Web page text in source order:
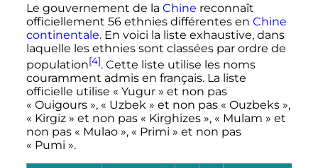
Le gouvernement de la Chine reconnaît
officiellement 56 ethnies différentes en Chine
continentale. En voici la liste exhaustive, dans
laquelle les ethnies sont classées par ordre de
population[4]. Cette liste utilise les noms
couramment admis en français. La liste
officielle utilise « Yugur » et non pas
« Ouigours », « Uzbek » et non pas « Ouzbeks »,
« Kirgiz » et non pas « Kirghizes », « Mulam » et
non pas « Mulao », « Primi » et non pas
« Pumi ».